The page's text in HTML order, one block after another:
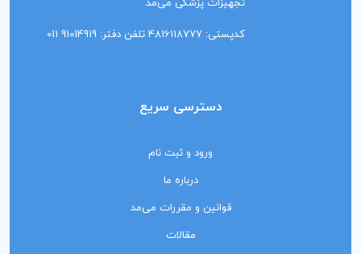
تجهیزات پزشکی می‌مد
کدپستی: 4816118777 تلفن دفتر: 91014919 011
دسترسی سریع
ورود و ثبت نام
درباره ما
قوانین و مقررات می‌مد
مقالات